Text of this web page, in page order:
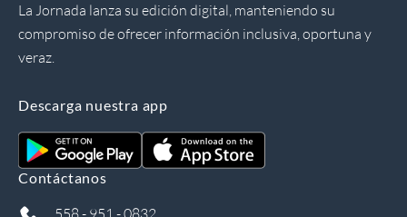
La Jornada lanza su edición digital, manteniendo su
compromiso de ofrecer información inclusiva, oportuna y
veraz.
Descarga nuestra app
Contáctanos